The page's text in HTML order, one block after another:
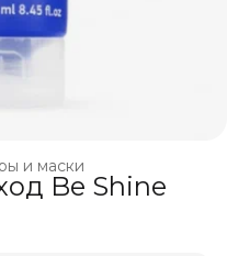
и маски
Be Shine